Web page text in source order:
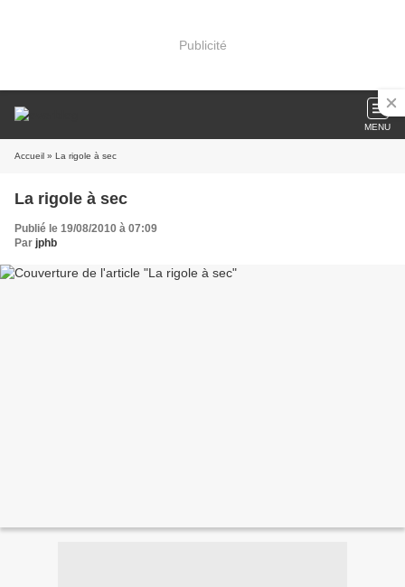
Publicité
MENU
Accueil » La rigole à sec
La rigole à sec
Publié le 19/08/2010 à 07:09
Par jphb